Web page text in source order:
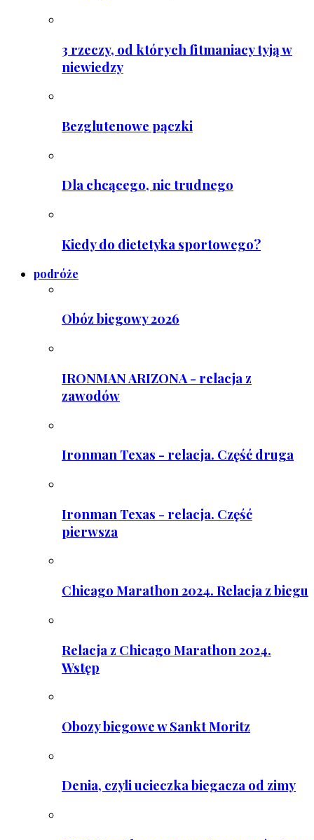
3 rzeczy, od których fitmaniacy tyją w
niewiedzy
Bezglutenowe pączki
Dla chcącego, nic trudnego
Kiedy do dietetyka sportowego?
podróże
Obóz biegowy 2026
IRONMAN ARIZONA - relacja z
zawodów
Ironman Texas - relacja. Część druga
Ironman Texas - relacja. Część
pierwsza
Chicago Marathon 2024. Relacja z biegu
Relacja z Chicago Marathon 2024.
Wstęp
Obozy biegowe w Sankt Moritz
Denia, czyli ucieczka biegacza od zimy